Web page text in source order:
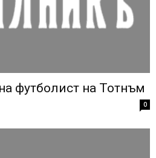
футболист на Тотнъм
0